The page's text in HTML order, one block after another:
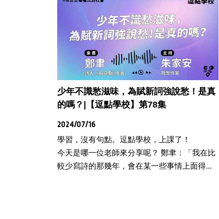
少年不識愁滋味，為賦新詞強說愁！是真
的嗎？|【逗點學校】第78集
2024/07/16
學習，沒有句點。逗點學校，上課了！
今天是哪一位老師來分享呢？ 鄭聿：「我在比
較少寫詩的那幾年，會在某一些事情上面得...